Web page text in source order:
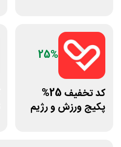
25%
کد تخفیف 25%
پکیج ورزش و رژیم